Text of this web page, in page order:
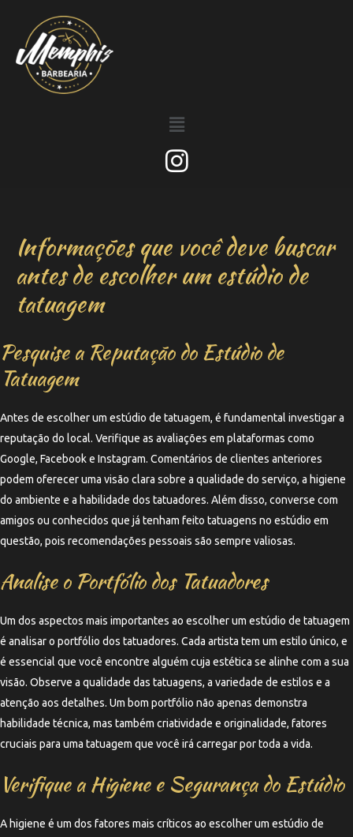
Informações que você deve buscar
antes de escolher um estúdio de
tatuagem
Pesquise a Reputação do Estúdio de
Tatuagem
Antes de escolher um estúdio de tatuagem, é fundamental investigar a
reputação do local. Verifique as avaliações em plataformas como
Google, Facebook e Instagram. Comentários de clientes anteriores
podem oferecer uma visão clara sobre a qualidade do serviço, a higiene
do ambiente e a habilidade dos tatuadores. Além disso, converse com
amigos ou conhecidos que já tenham feito tatuagens no estúdio em
questão, pois recomendações pessoais são sempre valiosas.
Analise o Portfólio dos Tatuadores
Um dos aspectos mais importantes ao escolher um estúdio de tatuagem
é analisar o portfólio dos tatuadores. Cada artista tem um estilo único, e
é essencial que você encontre alguém cuja estética se alinhe com a sua
visão. Observe a qualidade das tatuagens, a variedade de estilos e a
atenção aos detalhes. Um bom portfólio não apenas demonstra
habilidade técnica, mas também criatividade e originalidade, fatores
cruciais para uma tatuagem que você irá carregar por toda a vida.
Verifique a Higiene e Segurança do Estúdio
A higiene é um dos fatores mais críticos ao escolher um estúdio de